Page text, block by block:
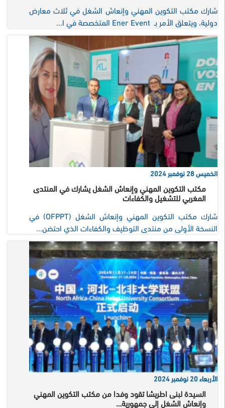
شارك مكتب التكوين المهني وإنعاش الشغل في ثلاث معارض
دولية، ويتعلق الأمر بـ Ener Event المتخصصة في ا...
الخميس 28 نوفمبر 2024
مكتب التكوين المهني وإنعاش الشغل يشارك في المنتدى
المغربي للتشغيل والكفاءات
شارك مكتب التكوين المهني وإنعاش الشغل (OFPPT) في
النسخة الأولى من منتدى التوظيف والكفاءات الذي احتضن...
الأربعاء 20 نوفمبر 2024
السيدة لبنى اطريشا تقود وفدا من مكتب التكوين المهني
وإنعاش الشغل إلى جمهورية…